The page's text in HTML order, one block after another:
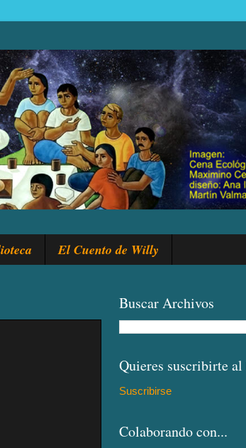
El Cuento de Willy
Buscar Archivos
Quieres suscribirte
Suscribirse
Colaborando con...